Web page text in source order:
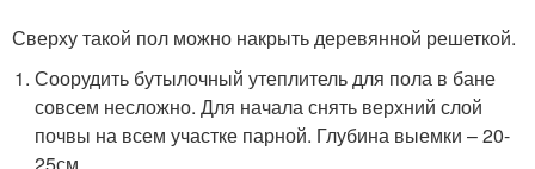
Сверху такой пол можно накрыть деревянной решеткой.
Соорудить бутылочный утеплитель для пола в бане
совсем несложно. Для начала снять верхний слой
почвы на всем участке парной. Глубина выемки – 20-
25см.